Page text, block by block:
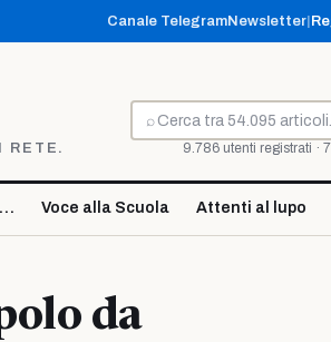
Canale TelegramNewsletter
RETE.
⌕
Cerca
9.786 utenti registrati ·
… Voce alla Scuola Attenti al lupo
da